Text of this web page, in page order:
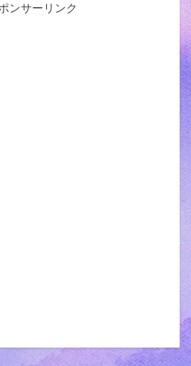
ンサーリンク